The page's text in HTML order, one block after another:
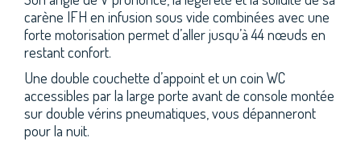
carène IFH en infusion sous vide combinées avec une
forte motorisation permet d’aller jusqu’à 44 nœuds en
restant confort.
Une double couchette d’appoint et un coin WC
accessibles par la large porte avant de console montée
sur double vérins pneumatiques, vous dépanneront
pour la nuit.